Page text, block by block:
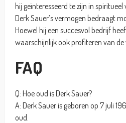
hij geïnteresseerd te zijn in
Derk Sauer’s vermogen bedraagt
Hoewel hij een succesvol bedrijf
waarschijnlijk ook profiteren van de
FAQ
Q: Hoe oud is Derk Sauer?
A: Derk Sauer is geboren op 7 juli
oud.